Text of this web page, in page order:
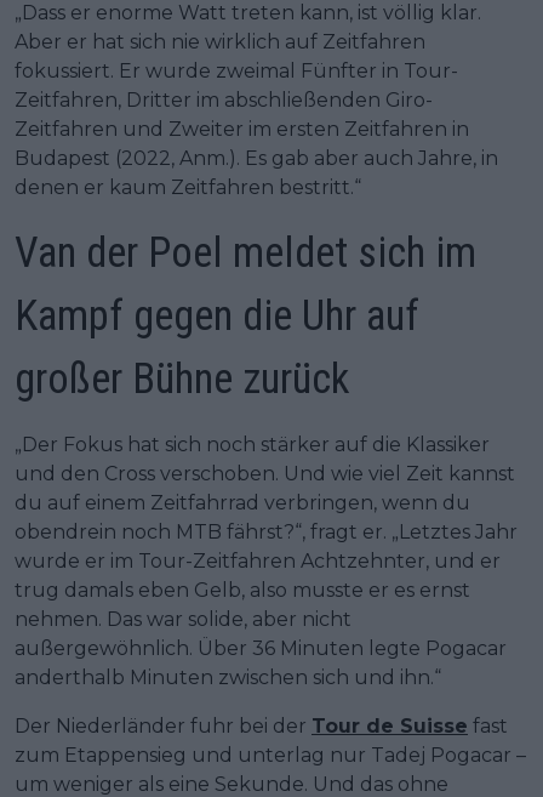
„Dass er enorme Watt treten kann, ist völlig klar.
Aber er hat sich nie wirklich auf Zeitfahren
fokussiert. Er wurde zweimal Fünfter in Tour-
Zeitfahren, Dritter im abschließenden Giro-
Zeitfahren und Zweiter im ersten Zeitfahren in
Budapest (2022, Anm.). Es gab aber auch Jahre, in
denen er kaum Zeitfahren bestritt.“
Van der Poel meldet sich im
Kampf gegen die Uhr auf
großer Bühne zurück
„Der Fokus hat sich noch stärker auf die Klassiker
und den Cross verschoben. Und wie viel Zeit kannst
du auf einem Zeitfahrrad verbringen, wenn du
obendrein noch MTB fährst?“, fragt er. „Letztes Jahr
wurde er im Tour-Zeitfahren Achtzehnter, und er
trug damals eben Gelb, also musste er es ernst
nehmen. Das war solide, aber nicht
außergewöhnlich. Über 36 Minuten legte Pogacar
anderthalb Minuten zwischen sich und ihn.“
Der Niederländer fuhr bei der Tour de Suisse fast
zum Etappensieg und unterlag nur Tadej Pogacar –
um weniger als eine Sekunde. Und das ohne